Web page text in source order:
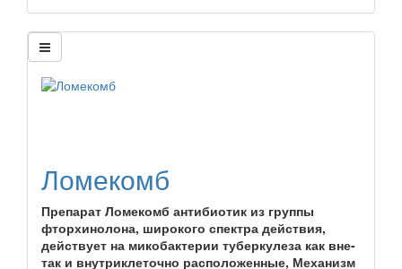
Ломекомб
Препарат Ломекомб антибиотик из группы
фторхинолона, широкого спектра действия,
действует на микобактерии туберкулеза как вне-
так и внутриклеточно расположенные, Механизм